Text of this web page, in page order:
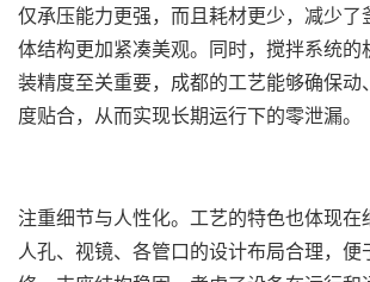
仅承压能力更强，而且耗材更少，减少了
体结构更加紧凑美观。同时，搅拌系统的
装精度至关重要，成都的工艺能够确保动
度贴合，从而实现长期运行下的零泄漏。
注重细节与人性化。工艺的特色也体现在
人孔、视镜、各管口的设计布局合理，便